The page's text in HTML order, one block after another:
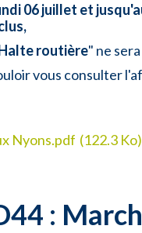
06 juillet et
routière" ne
vous consulter
Nyons.pdf (122.3 Ko)
: